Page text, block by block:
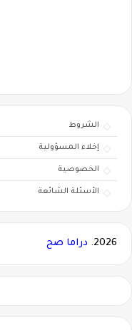
الشروط
إخلاء المسؤولية
الخصوصية
الأسئلة الشائعة
2026. دراما صح